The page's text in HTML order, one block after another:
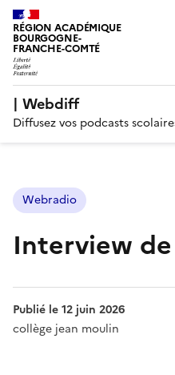
RÉGION ACADÉMIQUE
BOURGOGNE-
FRANCHE-COMTÉ
| Webdiff
Diffusez vos podcasts
Webradio
Interview
Publié le12 juin 2026
collège jean moulin